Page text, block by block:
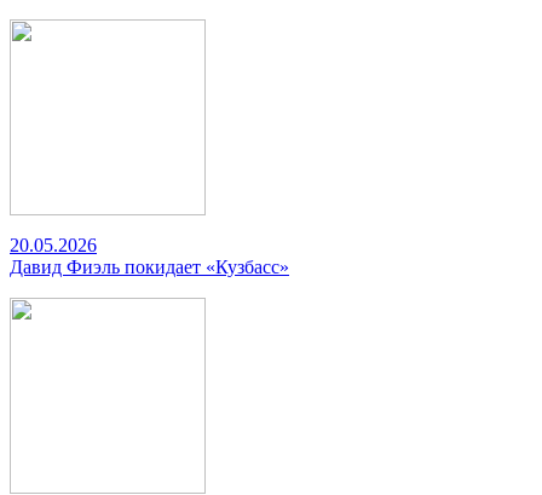
20.05.2026
Давид Фиэль покидает «Кузбасс»